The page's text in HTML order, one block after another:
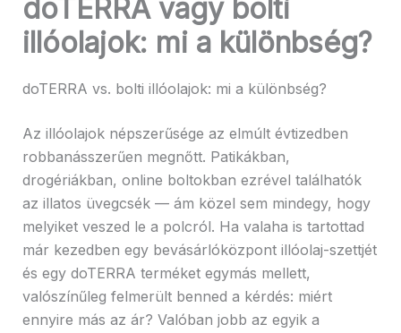
doTERRA vagy bolti
illóolajok: mi a különbség?
doTERRA vs. bolti illóolajok: mi a különbség?
Az illóolajok népszerűsége az elmúlt évtizedben
robbanásszerűen megnőtt. Patikákban,
drogériákban, online boltokban ezrével találhatók
az illatos üvegcsék — ám közel sem mindegy, hogy
melyiket veszed le a polcról. Ha valaha is tartottad
már kezedben egy bevásárlóközpont illóolaj-szettjét
és egy doTERRA terméket egymás mellett,
valószínűleg felmerült benned a kérdés: miért
ennyire más az ár? Valóban jobb az egyik a